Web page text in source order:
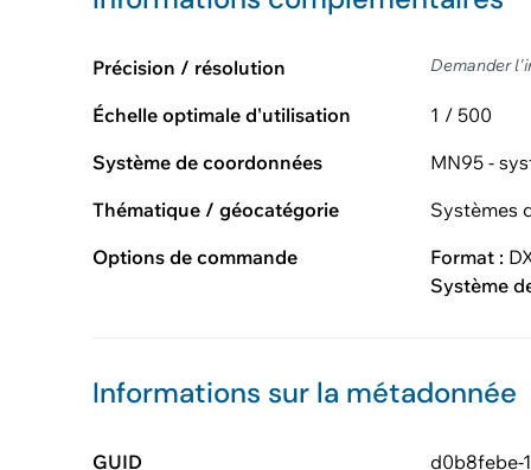
Précision / résolution Demander
Échelle optimale d'utilisation
1 / 500
Système de coordonnées
MN95 -
Thématique / géocatégorie
Systèmes
Options de commande
Format :
Système
Informations sur la métadonnée
GUID
d0b8febe-